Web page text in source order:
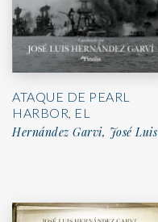
ATAQUE DE PEARL
HARBOR, EL
Hernández Garvi, José Luis